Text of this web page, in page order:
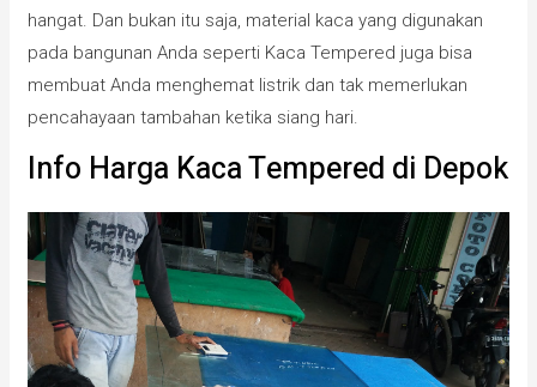
hangat. Dan bukan itu saja, material kaca yang digunakan
pada bangunan Anda seperti Kaca Tempered juga bisa
membuat Anda menghemat listrik dan tak memerlukan
pencahayaan tambahan ketika siang hari.
Info Harga Kaca Tempered di Depok